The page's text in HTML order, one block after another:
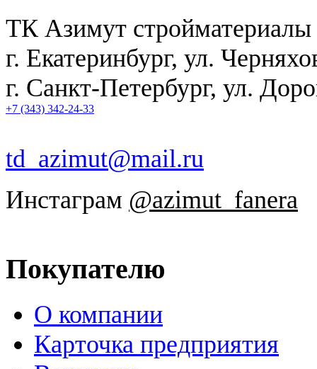
ТК Азимут стройматериалы
г. Екатеринбург, ул.
г. Санкт-Петербург, ул.
+7 (343) 342-24-33
td_azimut@mail.ru
Инстаграм @azimut_fanera
Покупателю
О компании
Карточка предприятия